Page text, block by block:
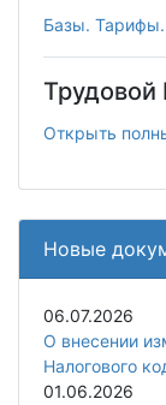
Базы. Тарифы.
Трудовой
Открыть
Новые
06.07.2026
О внесении
Налогового
01.06.2026